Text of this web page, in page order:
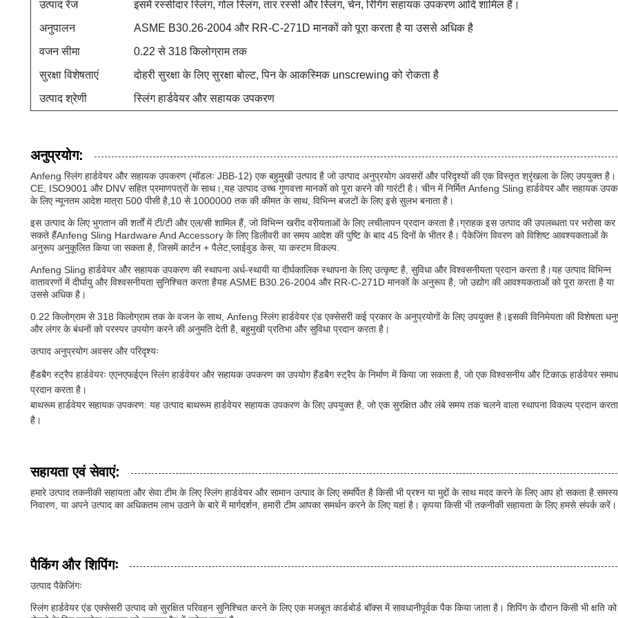
उत्पाद रेंज
इसमें रस्सीदार स्लिंग, गोल स्लिंग, तार रस्सी और स्लिंग, चेन, रिगिंग सहायक उपकरण आदि शामिल हैं।
अनुपालन
ASME B30.26-2004 और RR-C-271D मानकों को पूरा करता है या उससे अधिक है
वजन सीमा
0.22 से 318 किलोग्राम तक
सुरक्षा विशेषताएं
दोहरी सुरक्षा के लिए सुरक्षा बोल्ट, पिन के आकस्मिक unscrewing को रोकता है
उत्पाद श्रेणी
स्लिंग हार्डवेयर और सहायक उपकरण
अनुप्रयोग:
Anfeng स्लिंग हार्डवेयर और सहायक उपकरण (मॉडलः JBB-12) एक बहुमुखी उत्पाद है जो उत्पाद अनुप्रयोग अवसरों और परिदृश्यों की एक विस्तृत श्रृंखला के लिए उपयुक्त है।
CE, ISO9001 और DNV सहित प्रमाणपत्रों के साथ।,यह उत्पाद उच्च गुणवत्ता मानकों को पूरा करने की गारंटी है। चीन में निर्मित Anfeng Sling हार्डवेयर और सहायक
के लिए न्यूनतम आदेश मात्रा 500 पीसी है,10 से 1000000 तक की कीमत के साथ, विभिन्न बजटों के लिए इसे सुलभ बनाता है।
इस उत्पाद के लिए भुगतान की शर्तों में टी/टी और एल/सी शामिल हैं, जो विभिन्न खरीद वरीयताओं के लिए लचीलापन प्रदान करता है।ग्राहक इस उत्पाद की उपलब्धता पर भरोसा कर
सकते हैंAnfeng Sling Hardware And Accessory के लिए डिलीवरी का समय आदेश की पुष्टि के बाद 45 दिनों के भीतर है। पैकेजिंग विवरण को विशिष्ट आवश्यकताओं के
अनुरूप अनुकूलित किया जा सकता है, जिसमें कार्टन + पैलेट,प्लाईवुड केस, या कस्टम विकल्प.
Anfeng Sling हार्डवेयर और सहायक उपकरण की स्थापना अर्ध-स्थायी या दीर्घकालिक स्थापना के लिए उत्कृष्ट है, सुविधा और विश्वसनीयता प्रदान करता है।यह उत्पाद विभिन्न
वातावरणों में दीर्घायु और विश्वसनीयता सुनिश्चित करता हैयह ASME B30.26-2004 और RR-C-271D मानकों के अनुरूप है, जो उद्योग की आवश्यकताओं को पूरा करता है या
उससे अधिक है।
0.22 किलोग्राम से 318 किलोग्राम तक के वजन के साथ, Anfeng स्लिंग हार्डवेयर एंड एक्सेसरी कई प्रकार के अनुप्रयोगों के लिए उपयुक्त है।इसकी विनिमेयता की विशेषता
और लंगर के बंधनों को परस्पर उपयोग करने की अनुमति देती है, बहुमुखी प्रतिभा और सुविधा प्रदान करता है।
उत्पाद अनुप्रयोग अवसर और परिदृश्यः
हैंडबैग स्ट्रैप हार्डवेयरः एएनएफईएन स्लिंग हार्डवेयर और सहायक उपकरण का उपयोग हैंडबैग स्ट्रैप के निर्माण में किया जा सकता है, जो एक विश्वसनीय और टिकाऊ हार्डवेयर
प्रदान करता है।
बाथरूम हार्डवेयर सहायक उपकरण: यह उत्पाद बाथरूम हार्डवेयर सहायक उपकरण के लिए उपयुक्त है, जो एक सुरक्षित और लंबे समय तक चलने वाला स्थापना विकल्प प्रदान करता
है।
सहायता एवं सेवाएं:
हमारे उत्पाद तकनीकी सहायता और सेवा टीम के लिए स्लिंग हार्डवेयर और सामान उत्पाद के लिए समर्पित है किसी भी प्रश्न या मुद्दों के साथ मदद करने के लिए आप हो सकता
निवारण, या अपने उत्पाद का अधिकतम लाभ उठाने के बारे में मार्गदर्शन, हमारी टीम आपका समर्थन करने के लिए यहां है। कृपया किसी भी तकनीकी सहायता के लिए हमसे संपर्क करें।
पैकिंग और शिपिंगः
उत्पाद पैकेजिंगः
स्लिंग हार्डवेयर एंड एक्सेसरी उत्पाद को सुरक्षित परिवहन सुनिश्चित करने के लिए एक मजबूत कार्डबोर्ड बॉक्स में सावधानीपूर्वक पैक किया जाता है। शिपिंग के दौरान किसी भी क्षति को